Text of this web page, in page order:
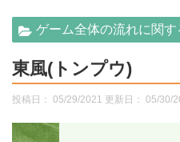
ゲーム全体の流れに関す
東風(トンプウ)
投稿日： 05/29/2021 更新日： 05/30/